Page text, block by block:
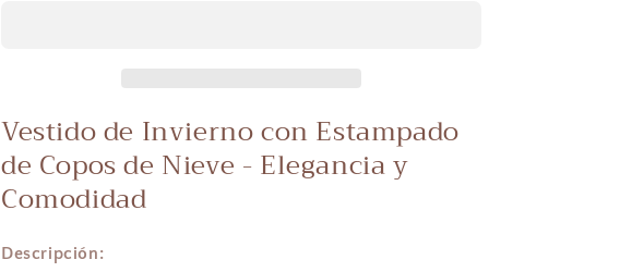
Vestido de Invierno con Estampado
de Copos de Nieve - Elegancia y
Comodidad
Descripción: